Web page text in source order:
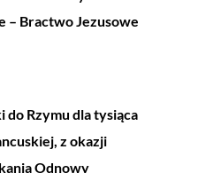
– Bractwo Jezusowe
Rzymu dla tysiąca
z okazji
Odnowy